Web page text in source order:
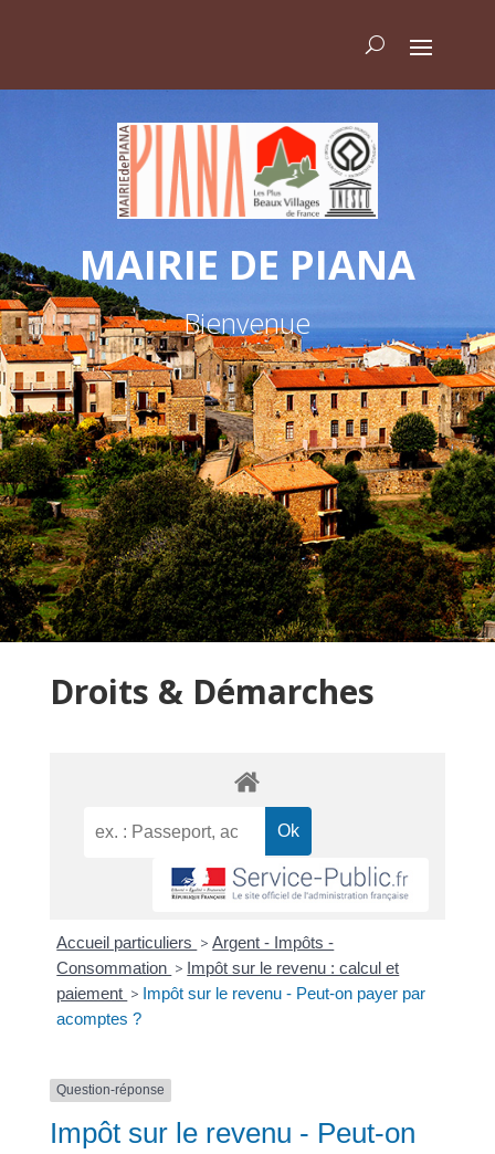
MAIRIE DE PIANA
Bienvenue
Droits & Démarches
Accueil particuliers > Argent - Impôts -
Consommation > Impôt sur le revenu : calcul et
paiement > Impôt sur le revenu - Peut-on payer par
acomptes ?
Question-réponse
Impôt sur le revenu - Peut-on